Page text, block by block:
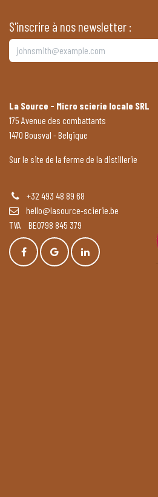
S'inscrire à nos newsletter :
La Source - Micro scierie locale SRL
175 Avenue des combattants
1470 Bousval - Belgique
Sur le site de la ferme de la distillerie
+32 493 48 89 68
hello@lasource-scierie.be
TVA BE0798 845 379